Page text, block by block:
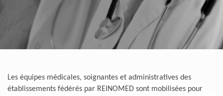
Les équipes médicales, soignantes et administratives des
établissements fédérés par REINOMED sont mobilisées pour